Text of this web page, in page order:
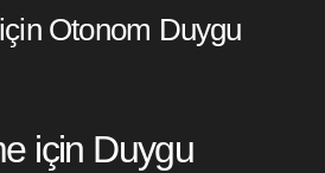
Otonom Duygu
için Duygu